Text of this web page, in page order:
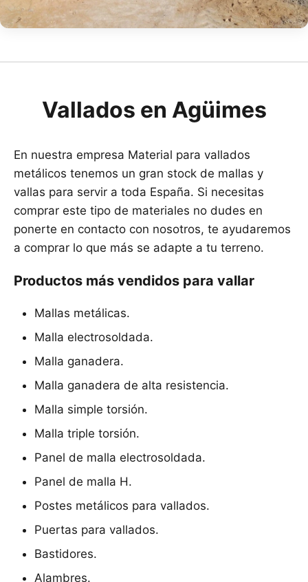
Vallados en Agüimes
En nuestra empresa Material para vallados
metálicos tenemos un gran stock de mallas y
vallas para servir a toda España. Si necesitas
comprar este tipo de materiales no dudes en
ponerte en contacto con nosotros, te ayudaremos
a comprar lo que más se adapte a tu terreno.
Productos más vendidos para vallar
Mallas metálicas.
Malla electrosoldada.
Malla ganadera.
Malla ganadera de alta resistencia.
Malla simple torsión.
Malla triple torsión.
Panel de malla electrosoldada.
Panel de malla H.
Postes metálicos para vallados.
Puertas para vallados.
Bastidores.
Alambres.